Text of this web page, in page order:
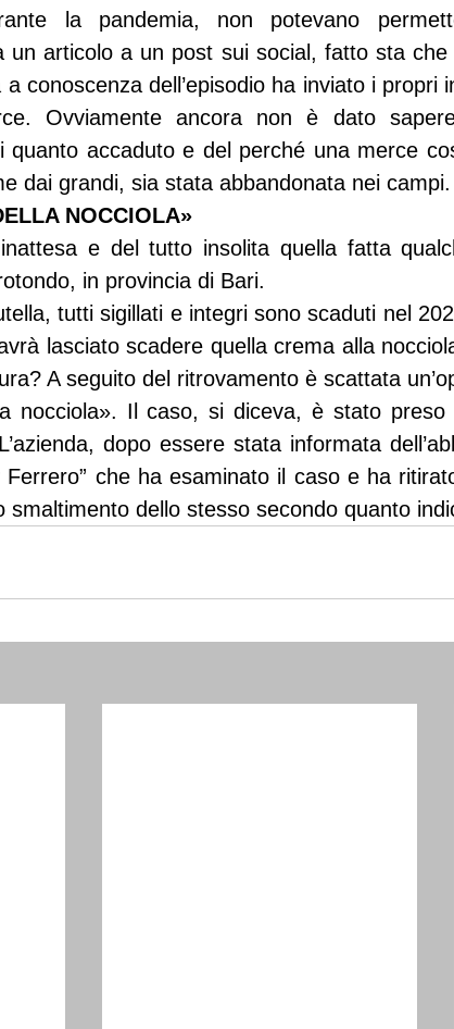
la pandemia, non potevano
un articolo a un post sui social, fatto sta che
conoscenza dell’episodio ha inviato i propri
Ovviamente ancora non è dato
quanto accaduto e del perché una merce
dai grandi, sia stata abbandonata nei campi.
NOCCIOLA»
e del tutto insolita quella fatta
in provincia di Bari.
tutti sigillati e integri sono scaduti nel
lasciato scadere quella crema alla
A seguito del ritrovamento è scattata
nocciola». Il caso, si diceva, è stato
dopo essere stata informata
Ferrero” che ha esaminato il caso e ha
smaltimento dello stesso secondo quanto